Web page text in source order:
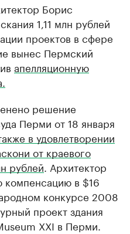
Борис
1,11 млн рублей
проектов в сфере
вынес Пермский
апелляционную
решение
Перми от 18 января
в удовлетворении
от краевого
рублей. Архитектор
компенсацию в $16
конкурсе 2008
проект здания
XXI в Перми.